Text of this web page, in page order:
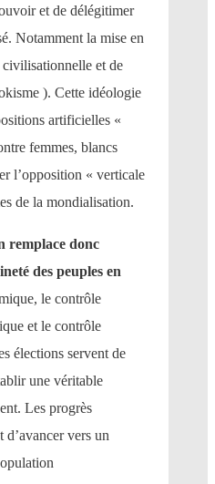
et de délégitimer
Notamment la mise en
et de
). Cette idéologie
artificielles «
femmes, blancs
l’opposition « verticale
de la mondialisation.
remplace donc
des peuples en
le contrôle
et le contrôle
élections servent de
une véritable
Les progrès
d’avancer vers un